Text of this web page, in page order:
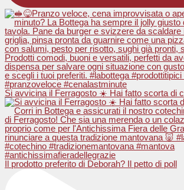
Si avvicina il Ferragosto ☀️ Hai fatto scorta di c
Il prodotto preferito di Deborah? Il petto di poll